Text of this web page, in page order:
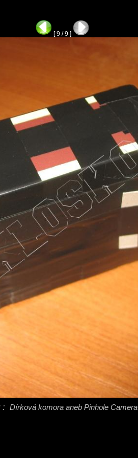
[ 9 / 9 ]
: Dírková komora aneb Pinhole Camera